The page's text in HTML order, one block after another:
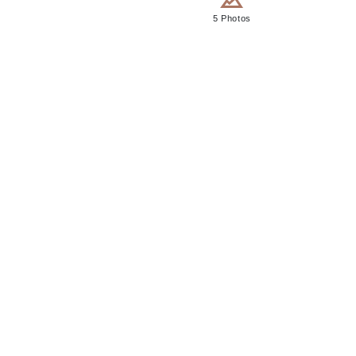
5 Photos